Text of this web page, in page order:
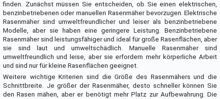
finden. Zunächst müssen Sie entscheiden, ob Sie einen elektrischen,
benzinbetriebenen oder manuellen Rasenmäher bevorzugen. Elektrische
Rasenmäher sind umweltfreundlicher und leiser als benzinbetriebene
Modelle, aber sie haben eine geringere Leistung. Benzinbetriebene
Rasenmäher sind leistungsfähiger und ideal für große Rasenflächen, aber
sie sind laut und umweltschädlich. Manuelle Rasenmäher sind
umweltfreundlich und leise, aber sie erfordern mehr körperliche Arbeit
und sind nur für kleine Rasenflächen geeignet.
Weitere wichtige Kriterien sind die Größe des Rasenmähers und die
Schnittbreite. Je größer der Rasenmäher, desto schneller können Sie
den Rasen mähen, aber er benötigt mehr Platz zur Aufbewahrung. Die